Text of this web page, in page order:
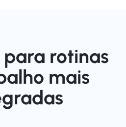
para rotinas
mais